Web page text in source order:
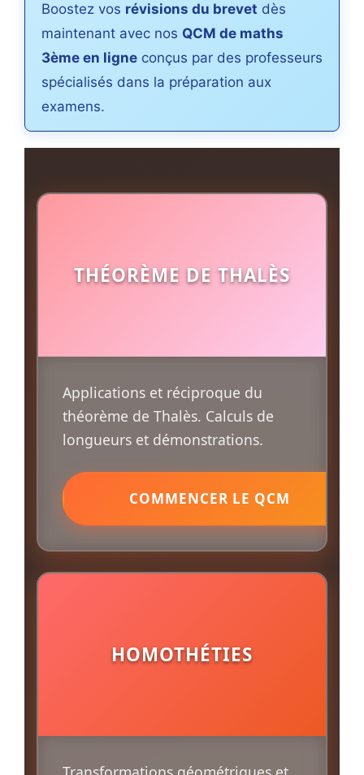
Boostez vos révisions du brevet dès
maintenant avec nos QCM de maths
3ème en ligne conçus par des professeurs
spécialisés dans la préparation aux
examens.
THÉORÈME DE THALÈS
Applications et réciproque du
théorème de Thalès. Calculs de
longueurs et démonstrations.
COMMENCER LE QCM
HOMOTHÉTIES